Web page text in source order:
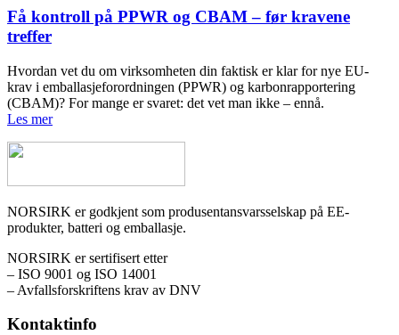
Få kontroll på PPWR og CBAM – før kravene
treffer
Hvordan vet du om virksomheten din faktisk er klar for nye EU-
krav i emballasjeforordningen (PPWR) og karbonrapportering
(CBAM)? For mange er svaret: det vet man ikke – ennå.
Les mer
NORSIRK er godkjent som produsentansvarsselskap på EE-
produkter, batteri og emballasje.
NORSIRK er sertifisert etter
– ISO 9001 og ISO 14001
– Avfallsforskriftens krav av DNV
Kontaktinfo